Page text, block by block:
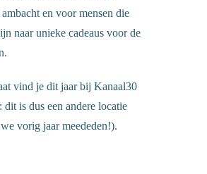
en voor mensen die
naar unieke cadeaus voor de
vind je dit jaar bij Kanaal30
is dus een andere locatie
vorig jaar meededen!).